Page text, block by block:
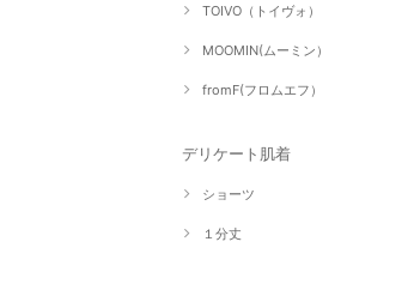
TOIVO（トイヴォ）
MOOMIN(ムーミン）
fromF(フロムエフ）
デリケート肌着
ショーツ
１分丈